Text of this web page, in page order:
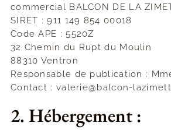
commercial BALCON DE LA
SIRET : 911 149 854 00018
Code APE : 5520Z
32 Chemin du Rupt du Moulin
88310 Ventron
Responsable de publication :
Contact : valerie@balcon-
2. Hébergement :